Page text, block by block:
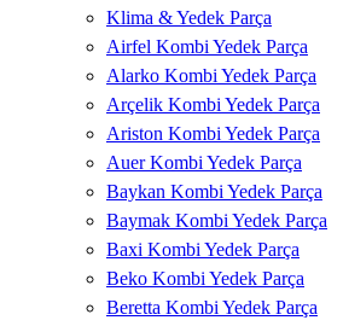
Klima & Yedek Parça
Airfel Kombi Yedek Parça
Alarko Kombi Yedek Parça
Arçelik Kombi Yedek Parça
Ariston Kombi Yedek Parça
Auer Kombi Yedek Parça
Baykan Kombi Yedek Parça
Baymak Kombi Yedek Parça
Baxi Kombi Yedek Parça
Beko Kombi Yedek Parça
Beretta Kombi Yedek Parça